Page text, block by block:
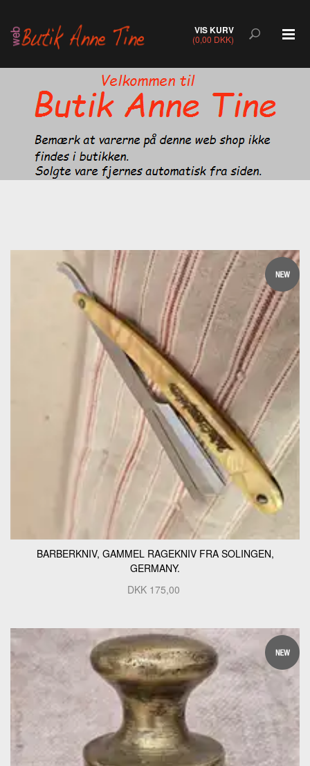
VIS KURV
(0,00 DKK)
BARBERKNIV, GAMMEL RAGEKNIV FRA SOLINGEN,
GERMANY.
DKK 175,00